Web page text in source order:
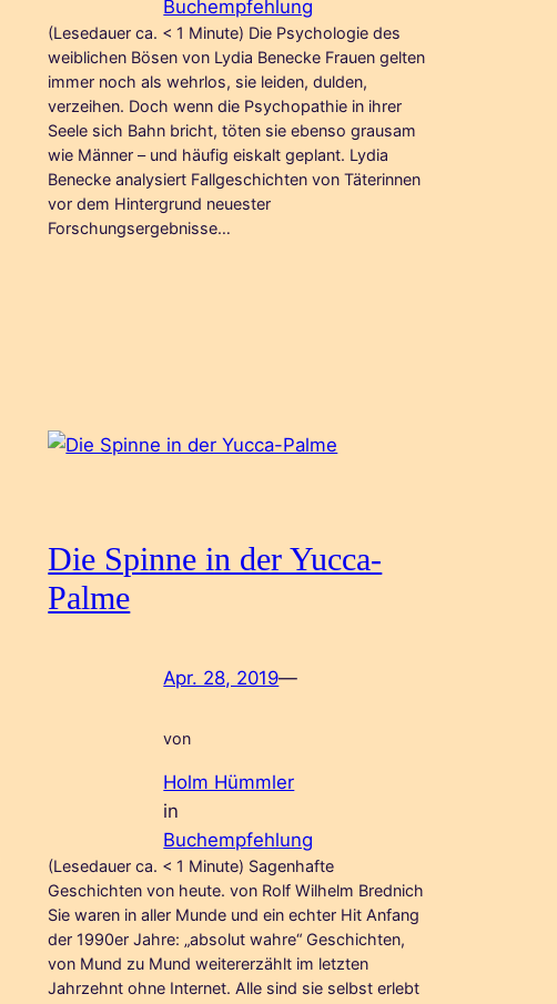
Buchempfehlung
(Lesedauer ca. < 1 Minute) Die Psychologie des
weiblichen Bösen von Lydia Benecke Frauen gelten
immer noch als wehrlos, sie leiden, dulden,
verzeihen. Doch wenn die Psychopathie in ihrer
Seele sich Bahn bricht, töten sie ebenso grausam
wie Männer – und häufig eiskalt geplant. Lydia
Benecke analysiert Fallgeschichten von Täterinnen
vor dem Hintergrund neuester
Forschungsergebnisse…
Die Spinne in der Yucca-
Palme
Apr. 28, 2019—
von
Holm Hümmler
in
Buchempfehlung
(Lesedauer ca. < 1 Minute) Sagenhafte
Geschichten von heute. von Rolf Wilhelm Brednich
Sie waren in aller Munde und ein echter Hit Anfang
der 1990er Jahre: „absolut wahre“ Geschichten,
von Mund zu Mund weitererzählt im letzten
Jahrzehnt ohne Internet. Alle sind sie selbst erlebt